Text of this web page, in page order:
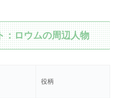
：ロウムの周辺人物
役柄